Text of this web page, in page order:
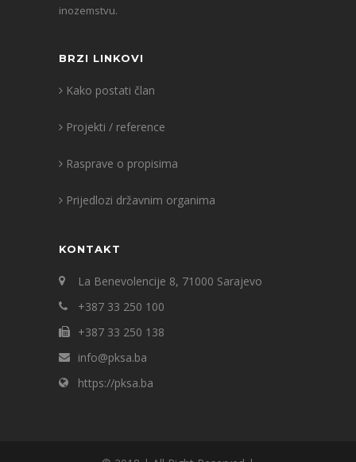
inozemstvu.
BRZI LINKOVI
Kako postati član
Projekti / reference
Rasprave o propisima
Prijedlozi državnim organima
KONTAKT
La Benevolencije 8, 71000 Sarajevo
+387 33 250 100
+387 33 250 138
info@pksa.ba
https://pksa.ba